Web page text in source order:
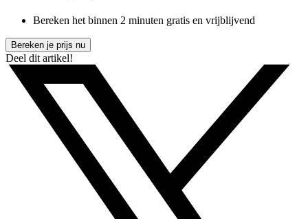
Bereken het binnen 2 minuten gratis en vrijblijvend
Bereken je prijs nu
Deel dit artikel!